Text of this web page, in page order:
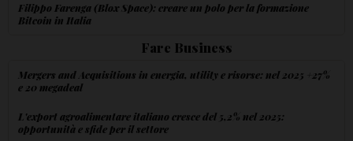
Filippo Farenga (Blox Space): creare un polo per la formazione
Bitcoin in Italia
Fare Business
Mergers and Acquisitions in energia, utility e risorse: nel 2025 +27%
e 20 megadeal
L'export agroalimentare italiano cresce del 5,2% nel 2025:
opportunità e sfide per il settore